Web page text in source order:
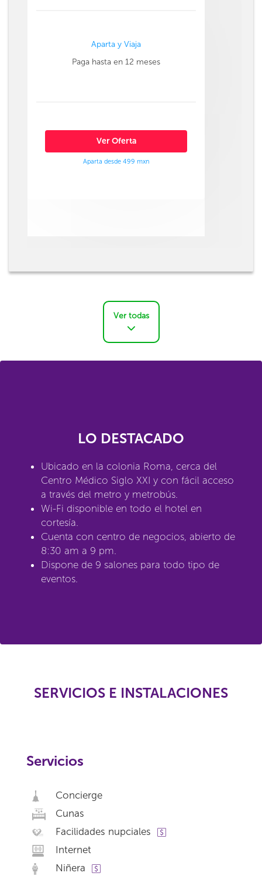
Aparta y Viaja
Paga hasta en 12 meses
Ver Oferta
Aparta desde 499 mxn
Ver todas
LO DESTACADO
Ubicado en la colonia Roma, cerca del
Centro Médico Siglo XXI y con fácil acceso
a través del metro y metrobús.
Wi-Fi disponible en todo el hotel en
cortesía.
Cuenta con centro de negocios, abierto de
8:30 am a 9 pm.
Dispone de 9 salones para todo tipo de
eventos.
SERVICIOS E INSTALACIONES
Servicios
Concierge
Cunas
Facilidades nupciales
Internet
Niñera